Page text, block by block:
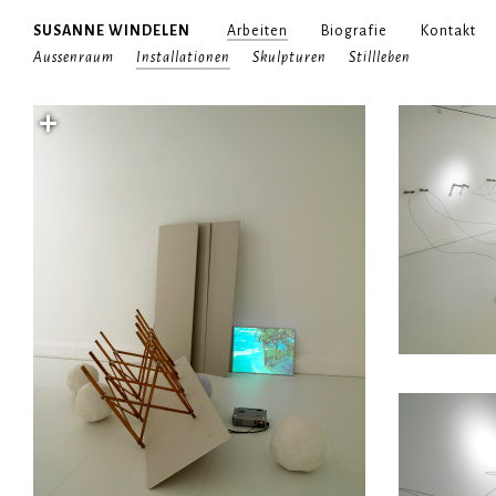
SUSANNE WINDELEN Arbeiten Biografie
Kontakt
Aussenraum
Installationen Skulpturen Stillleben
+